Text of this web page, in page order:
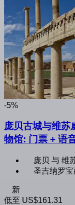
-5%
庞贝古城与维苏
物馆: 门票 + 语
庞贝 与 维
圣吉纳罗
新
低至 US$161.31